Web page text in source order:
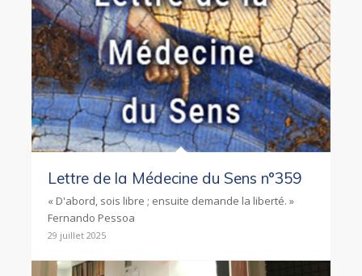
Lettre de la Médecine du Sens n°359
« D'abord, sois libre ; ensuite demande la liberté. »
Fernando Pessoa
29 juillet 2025